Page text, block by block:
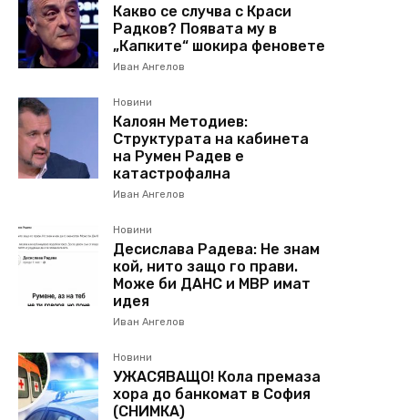
Какво се случва с Краси
Радков? Появата му в
„Капките“ шокира феновете
Иван Ангелов
Новини
Калоян Методиев:
Структурата на кабинета
на Румен Радев е
катастрофална
Иван Ангелов
Новини
Десислава Радева: Не знам
кой, нито защо го прави.
Може би ДАНС и МВР имат
идея
Иван Ангелов
Новини
УЖАСЯВАЩО! Кола премаза
хора до банкомат в София
(СНИМКА)